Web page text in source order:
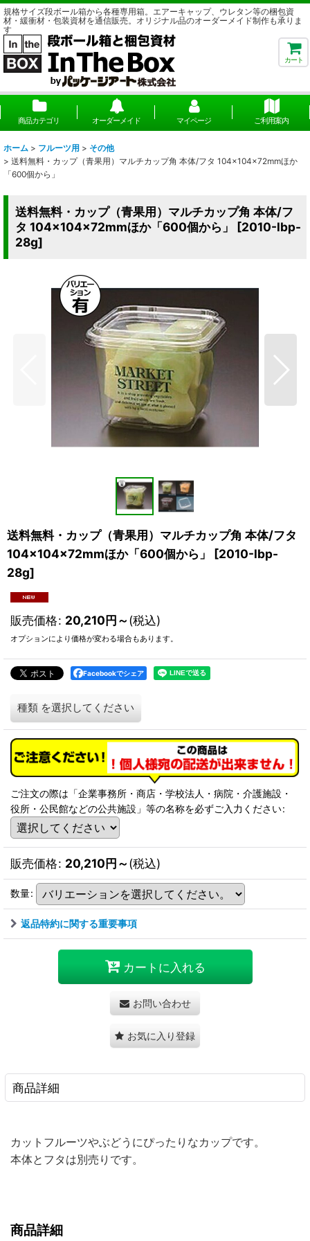
規格サイズ段ボール箱から各種専用箱。エアーキャップ、ウレタン等の梱包資
材・緩衝材・包装資材を通信販売。オリジナル品のオーダーメイド制作も承りま
す
カート
商品カテゴリ オーダーメイド マイページ ご利用案内
ホーム > フルーツ用 > その他
> 送料無料・カップ（青果用）マルチカップ角 本体/フタ 104×104×72mmほか
「600個から」
送料無料・カップ（青果用）マルチカップ角 本体/フ
タ 104×104×72mmほか「600個から」
[2010-lbp-
28g]
送料無料・カップ（青果用）マルチカップ角 本体/フタ
104×104×72mmほか「600個から」
[2010-lbp-
28g]
販売価格: 20,210円～(税込)
オプションにより価格が変わる場合もあります。
Facebookでシェア
種類 を選択してください
ご注文の際は「企業事務所・商店・学校法人・病院・介護施設・
役所・公民館などの公共施設」等の名称を必ずご入力ください:
販売価格: 20,210円～(税込)
数量:
返品特約に関する重要事項
カートに入れる
お問い合わせ
お気に入り登録
商品詳細
カットフルーツやぶどうにぴったりなカップです。
本体とフタは別売りです。
商品詳細